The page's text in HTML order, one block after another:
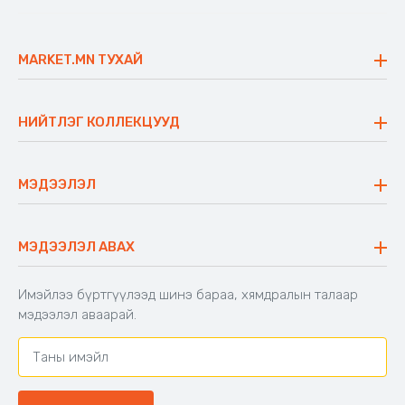
MARKET.MN ТУХАЙ
Үнэт зүйлс
Ажлын байр
Блог
НИЙТЛЭГ КОЛЛЕКЦУУД
Сүүдрэвч
Аяны ширээ
Аяны түшлэгтэй сандал
МЭДЭЭЛЭЛ
Буцаалтын журам
Захиалга шалгах
Хамтран ажиллах
Холбоо барих
МЭДЭЭЛЭЛ АВАХ
Имэйлээ бүртгүүлээд шинэ бараа, хямдралын талаар
мэдээлэл аваарай.